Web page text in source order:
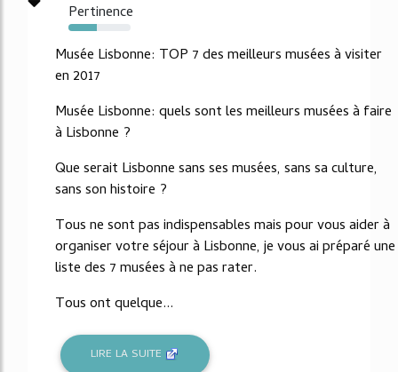
Pertinence
45%
Musée Lisbonne: TOP 7 des meilleurs musées à visiter
en 2017
Musée Lisbonne: quels sont les meilleurs musées à faire
à Lisbonne ?
Que serait Lisbonne sans ses musées, sans sa culture,
sans son histoire ?
Tous ne sont pas indispensables mais pour vous aider à
organiser votre séjour à Lisbonne, je vous ai préparé une
liste des 7 musées à ne pas rater.
Tous ont quelque...
LIRE LA SUITE